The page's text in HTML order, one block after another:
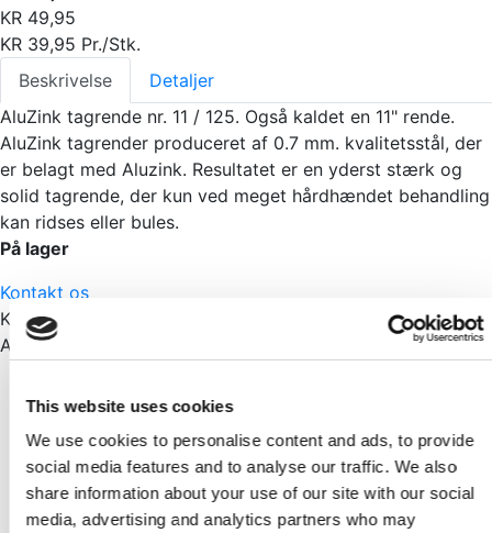
This website uses cookies
We use cookies to personalise content and ads, to provide
social media features and to analyse our traffic. We also
share information about your use of our site with our social
media, advertising and analytics partners who may
KR 49,95
KR 39,95 Pr./Stk.
Beskrivelse
Detaljer
AluZink tagrende nr. 11 / 125. Også kaldet en 11" rende.
AluZink tagrender produceret af 0.7 mm. kvalitetsstål, der
er belagt med Aluzink. Resultatet er en yderst stærk og
solid tagrende, der kun ved meget hårdhændet behandling
kan ridses eller bules.
På lager
Kontakt os
Kategorier:
Andre har også set
Pr./Rl.
KR499,95
Skarp pris